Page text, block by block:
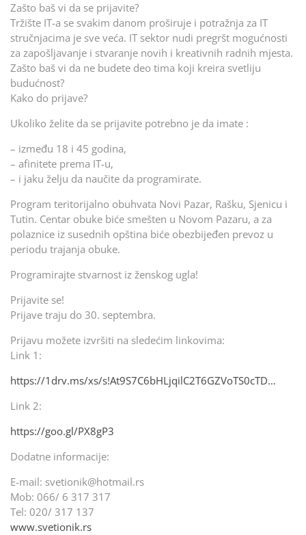
Zašto baš vi da se prijavite?
Tržište IT-a se svakim danom proširuje i potražnja za IT
stručnjacima je sve veća. IT sektor nudi pregršt mogućnosti
za zapošljavanje i stvaranje novih i kreativnih radnih mjesta.
Zašto baš vi da ne budete deo tima koji kreira svetliju
budućnost?
Kako do prijave?
Ukoliko želite da se prijavite potrebno je da imate :
– između 18 i 45 godina,
– afinitete prema IT-u,
– i jaku želju da naučite da programirate.
Program teritorijalno obuhvata Novi Pazar, Rašku, Sjenicu i
Tutin. Centar obuke biće smešten u Novom Pazaru, a za
polaznice iz susednih opština biće obezbijeđen prevoz u
periodu trajanja obuke.
Programirajte stvarnost iz ženskog ugla!
Prijavite se!
Prijave traju do 30. septembra.
Prijavu možete izvršiti na sledećim linkovima:
Link 1:
https://1drv.ms/xs/s!At9S7C6bHLjqilC2T6GZVoTS0cTD…
Link 2:
https://goo.gl/PX8gP3
Dodatne informacije:
E-mail: svetionik@hotmail.rs
Mob: 066/ 6 317 317
Tel: 020/ 317 137
www.svetionik.rs